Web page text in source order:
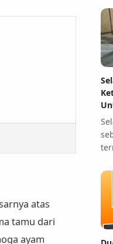
atas
tamu dari
ayam